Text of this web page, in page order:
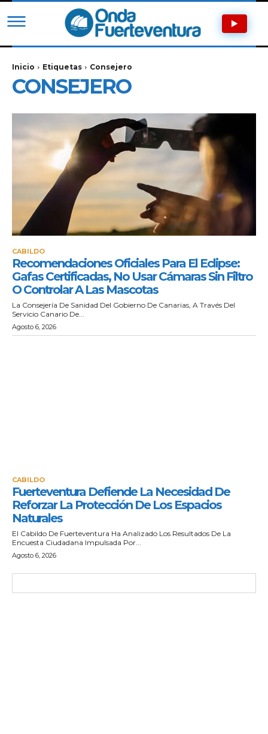
Inicio Etiquetas Consejero
CONSEJERO
CABILDO
Recomendaciones Oficiales Para El Eclipse:
Gafas Certificadas, No Usar Cámaras Sin Filtro
O Controlar A Las Mascotas
La Consejería De Sanidad Del Gobierno De Canarias, A Través Del
Servicio Canario De...
Agosto 6, 2026
CABILDO
Fuerteventura Defiende La Necesidad De
Reforzar La Protección De Los Espacios
Naturales
El Cabildo De Fuerteventura Ha Analizado Los Resultados De La
Encuesta Ciudadana Impulsada Por...
Agosto 6, 2026